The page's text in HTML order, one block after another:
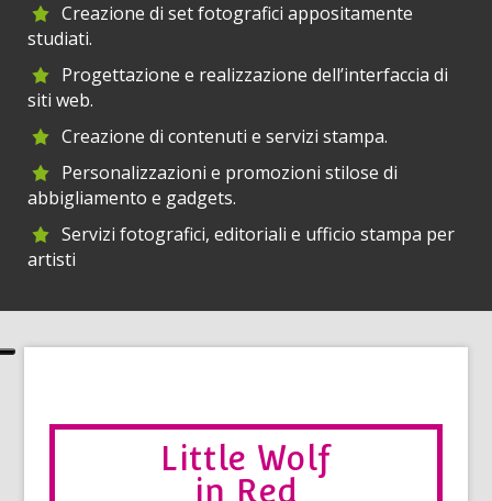
Creazione di set fotografici appositamente
studiati.
Progettazione e realizzazione dell’interfaccia di
siti web.
Creazione di contenuti e servizi stampa.
Personalizzazioni e promozioni stilose di
abbigliamento e gadgets.
Servizi fotografici, editoriali e ufficio stampa per
artisti
Little Wolf
in Red